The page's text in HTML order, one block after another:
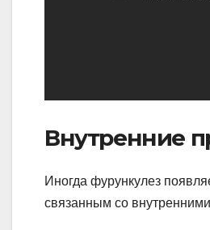
Внутренние
Иногда фурункулез
связанным со